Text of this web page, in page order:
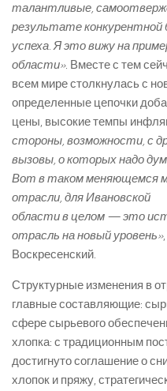
талантливые,
результате
успеха. Я это вижу на
области». Вместе с тем
всем мире столкнулась с
определенные цепочки
цены, высокие темпы
стороны, возможности, с
вызовы, о которых надо
Вот в таком меняющемся
отрасли, для Ивановской
области в целом — это
отрасль на новый уровень»
Воскресенский.
Структурные изменения в
главные составляющие:
сфере сырьевого
хлопка: с традиционным
достигнуто соглашение о
хлопок и пряжу,